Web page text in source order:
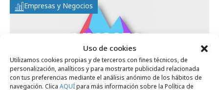
Uso de cookies
Utilizamos cookies propias y de terceros con fines técnicos, de
personalización, analíticos y para mostrarte publicidad relacionada
con tus preferencias mediante el análisis anónimo de los hábitos de
navegación. Clica AQUÍpara más información sobre la Política de
Empresas y Negocios